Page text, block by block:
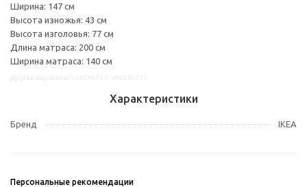
Ширина: 147 см
Высота изножья: 43 см
Высота изголовья: 77 см
Длина матраса: 200 см
Ширина матраса: 140 см
Характеристики
Бренд IKEA
Персональные рекомендации